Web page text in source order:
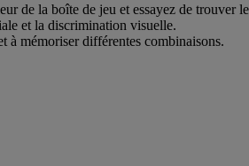
de la boîte de jeu et essayez de trouver
et la discrimination visuelle.
à mémoriser différentes combinaisons.